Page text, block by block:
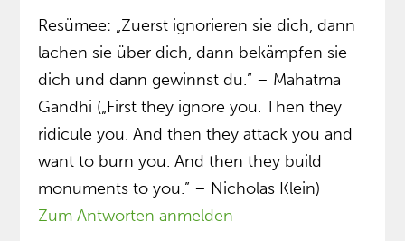
Resümee: „Zuerst ignorieren sie dich, dann
lachen sie über dich, dann bekämpfen sie
dich und dann gewinnst du.” – Mahatma
Gandhi („First they ignore you. Then they
ridicule you. And then they attack you and
want to burn you. And then they build
monuments to you.” – Nicholas Klein)
Zum Antworten anmelden